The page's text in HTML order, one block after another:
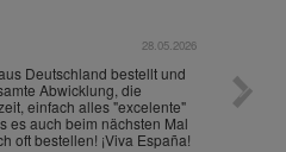
28.05.2026
Deutschland bestellt und
Abwicklung, die
einfach alles "excelente"
es auch beim nächsten Mal
oft bestellen! ¡Viva España!
Die
gut
ist